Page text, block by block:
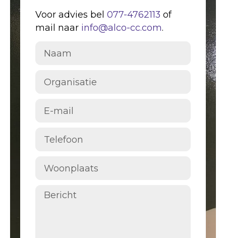
Voor advies bel 077-4762113 of
mail naar info@alco-cc.com.